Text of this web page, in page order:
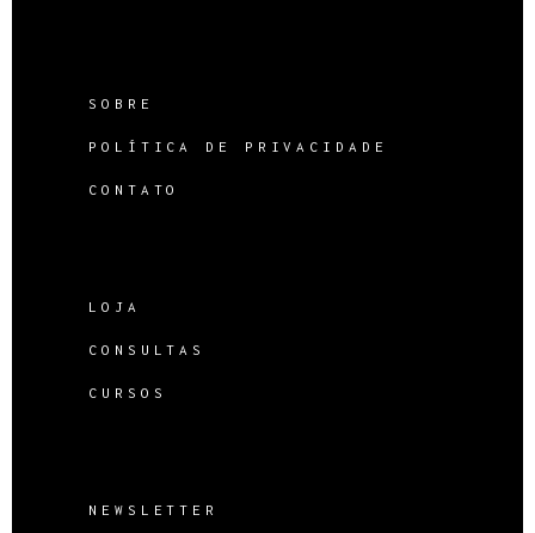
SOBRE
POLÍTICA DE PRIVACIDADE
CONTATO
LOJA
CONSULTAS
CURSOS
NEWSLETTER